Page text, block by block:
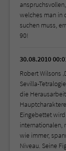
welches man in
suchen muss,
90!
30.08.2010
Robert Wilsons
Sevilla-
die
Eingebettet
internationalen,
wie immer,
Niveau. Seine